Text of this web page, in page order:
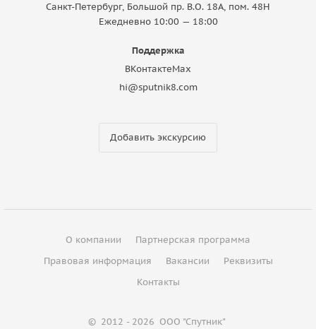
Санкт-Петербург, Большой пр. В.О. 18A, пом. 48Н
Ежедневно 10:00 — 18:00
Поддержка
ВКонтактеMax
hi@sputnik8.com
Добавить экскурсию
О компании
Партнерская программа
Правовая информация
Вакансии
Реквизиты
Контакты
© 2012 - 2026 ООО "Спутник"